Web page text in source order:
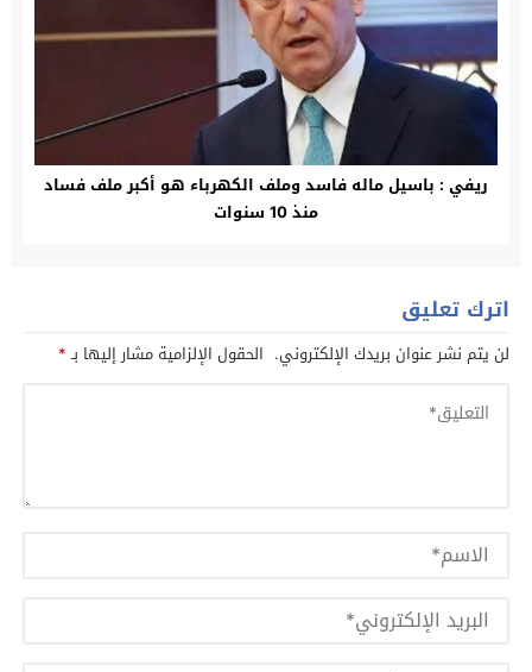
ريفي : باسيل ماله فاسد وملف الكهرباء هو أكبر ملف فساد
منذ 10 سنوات
اترك تعليق
لن يتم نشر عنوان بريدك الإلكتروني. الحقول الإلزامية مشار إليها بـ*